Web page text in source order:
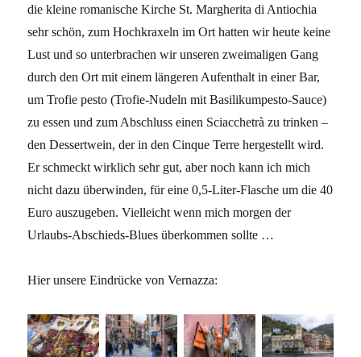
die kleine romanische Kirche St. Margherita di Antiochia
sehr schön, zum Hochkraxeln im Ort hatten wir heute keine
Lust und so unterbrachen wir unseren zweimaligen Gang
durch den Ort mit einem längeren Aufenthalt in einer Bar,
um Trofie pesto (Trofie-Nudeln mit Basilikumpesto-Sauce)
zu essen und zum Abschluss einen Sciacchetrà zu trinken –
den Dessertwein, der in den Cinque Terre hergestellt wird.
Er schmeckt wirklich sehr gut, aber noch kann ich mich
nicht dazu überwinden, für eine 0,5-Liter-Flasche um die 40
Euro auszugeben. Vielleicht wenn mich morgen der
Urlaubs-Abschieds-Blues überkommen sollte …
Hier unsere Eindrücke von Vernazza: